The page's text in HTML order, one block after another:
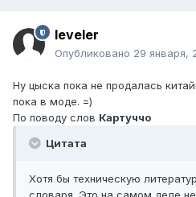
leveler
Опубликовано 29 января,
Ну цыска пока не продалась
пока в моде. =)
По поводу слов Картуччо
Цитата
Хотя бы техническую